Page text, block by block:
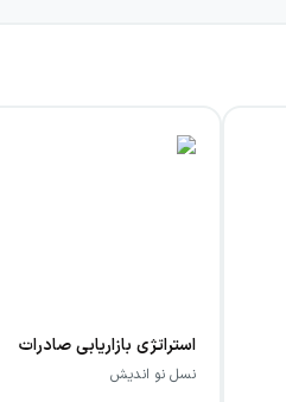
استراتژی بازاریابی صادرات
نسل نو اندیش